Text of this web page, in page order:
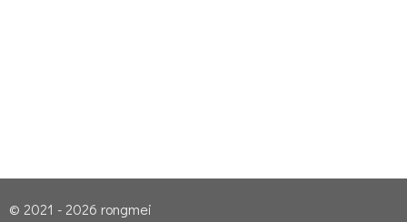
© 2021 - 2026 rongmei